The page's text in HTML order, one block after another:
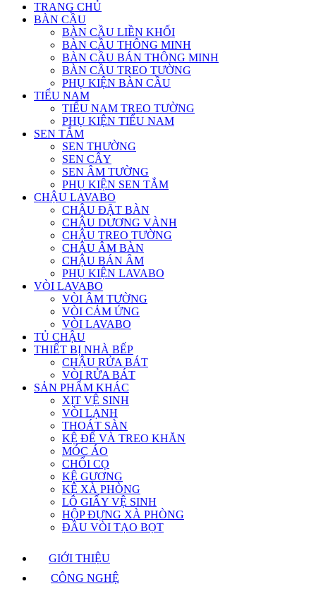
TRANG CHỦ
BÀN CẦU
BÀN CẦU LIỀN KHỐI
BÀN CẦU THÔNG MINH
BÀN CẦU BÁN THÔNG MINH
BÀN CẦU TREO TƯỜNG
PHỤ KIỆN BÀN CẦU
TIỂU NAM
TIỂU NAM TREO TƯỜNG
PHỤ KIỆN TIỂU NAM
SEN TẮM
SEN THƯỜNG
SEN CÂY
SEN ÂM TƯỜNG
PHỤ KIỆN SEN TẮM
CHẬU LAVABO
CHẬU ĐẶT BÀN
CHẬU DƯƠNG VÀNH
CHẬU TREO TƯỜNG
CHẬU ÂM BÀN
CHẬU BÁN ÂM
PHỤ KIỆN LAVABO
VÒI LAVABO
VÒI ÂM TƯỜNG
VÒI CẢM ỨNG
VÒI LAVABO
TỦ CHẬU
THIẾT BỊ NHÀ BẾP
CHẬU RỬA BÁT
VÒI RỬA BÁT
SẢN PHẨM KHÁC
XỊT VỆ SINH
VÒI LẠNH
THOÁT SÀN
KỆ ĐỂ VÀ TREO KHĂN
MÓC ÁO
CHỔI CỌ
KỆ GƯƠNG
KỆ XÀ PHÒNG
LÔ GIẤY VỆ SINH
HỘP ĐỰNG XÀ PHÒNG
ĐẦU VÒI TẠO BỌT
GIỚI THIỆU
CÔNG NGHỆ